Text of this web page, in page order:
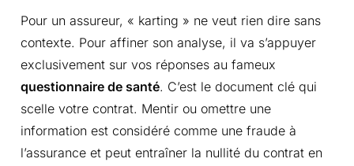
Pour un assureur, « karting » ne veut rien dire sans
contexte. Pour affiner son analyse, il va s’appuyer
exclusivement sur vos réponses au fameux
questionnaire de santé. C’est le document clé qui
scelle votre contrat. Mentir ou omettre une
information est considéré comme une fraude à
l’assurance et peut entraîner la nullité du contrat en